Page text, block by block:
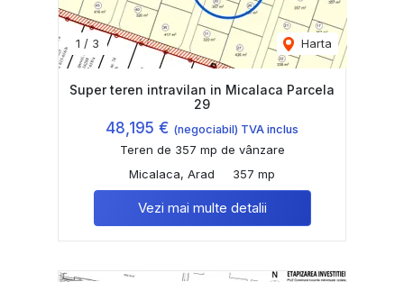
1 / 3 Harta
Super teren intravilan in Micalaca Parcela
29
48,195 € (negociabil) TVA inclus
Teren de 357 mp de vânzare
Micalaca, Arad
357 mp
Vezi mai multe detalii